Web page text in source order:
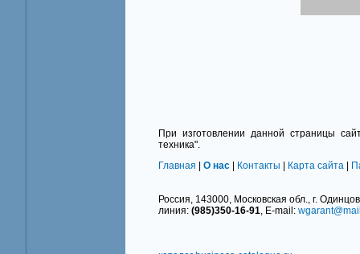
При изготовлении данной страницы
техника".
Главная
О нас Контакты Карта сайта
Россия, 143000, Московская обл., г.
линия: (985)350-16-91, E-mail: